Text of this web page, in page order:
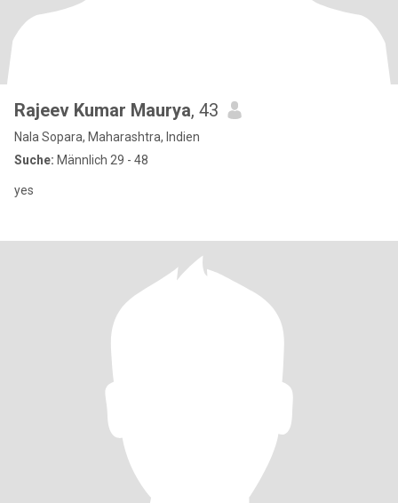
Rajeev Kumar Maurya, 43
Nala Sopara, Maharashtra, Indien
Suche: Männlich 29 - 48
yes